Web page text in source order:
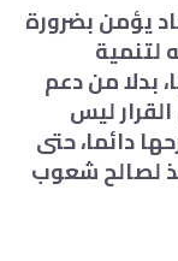
يؤمن بضرورة
لتنمية
بدلا من دعم
ليس
دائما، حتى
لصالح شعوب